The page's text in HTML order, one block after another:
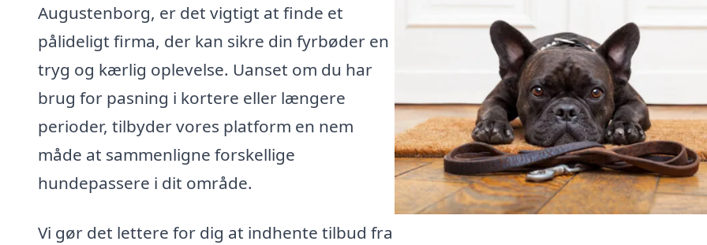
Augustenborg, er det vigtigt at finde et
pålideligt firma, der kan sikre din fyrbøder en
tryg og kærlig oplevelse. Uanset om du har
brug for pasning i kortere eller længere
perioder, tilbyder vores platform en nem
måde at sammenligne forskellige
hundepassere i dit område.
Vi gør det lettere for dig at indhente tilbud fra